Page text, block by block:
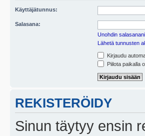
Käyttäjätunnus:
Salasana:
Unohdin salasanani
Lähetä tunnusten
Kirjaudu
Piilota paikalla
REKISTERÖIDY
Sinun täytyy ensin